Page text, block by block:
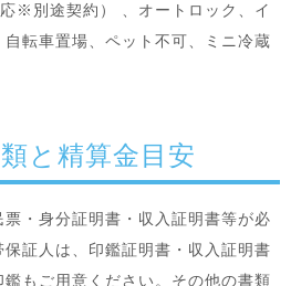
※別途契約） 、オートロック、イ
転車置場、ペット不可、ミニ冷蔵
と精算金目安
・身分証明書・収入証明書等が必
証人は、印鑑証明書・収入証明書
もご用意ください。その他の書類